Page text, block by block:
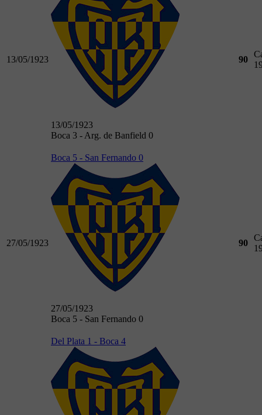
13/05/1923
13/05/1923
Boca 3 - Arg. de Banfield 0
90
27/05/1923
Boca 5 - San Fernando 0
27/05/1923
Boca 5 - San Fernando 0
90
Del Plata 1 - Boca 4